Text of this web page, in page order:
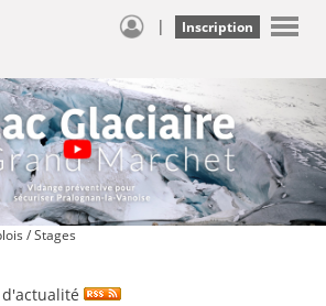
| Inscription
/ Stages